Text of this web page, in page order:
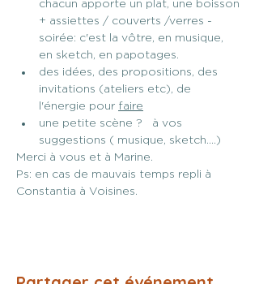
chacun apporte un plat, une boisson
+ assiettes / couverts /verres -
soirée: c'est la vôtre, en musique,
en sketch, en papotages.
des idées, des propositions, des
invitations (ateliers etc), de
l'énergie pour faire
une petite scène ?   à vos
suggestions ( musique, sketch....)
Merci à vous et à Marine.
Ps: en cas de mauvais temps repli à
Constantia à Voisines.